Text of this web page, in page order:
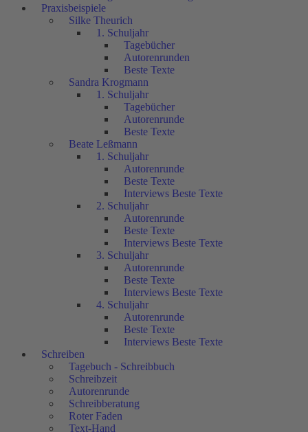
Praxisbeispiele
Silke Theurich
1. Schuljahr
Tagebücher
Autorenrunden
Beste Texte
Sandra Krogmann
1. Schuljahr
Tagebücher
Autorenrunde
Beste Texte
Beate Leßmann
1. Schuljahr
Autorenrunde
Beste Texte
Interviews Beste Texte
2. Schuljahr
Autorenrunde
Beste Texte
Interviews Beste Texte
3. Schuljahr
Autorenrunde
Beste Texte
Interviews Beste Texte
4. Schuljahr
Autorenrunde
Beste Texte
Interviews Beste Texte
Schreiben
Tagebuch - Schreibbuch
Schreibzeit
Autorenrunde
Schreibberatung
Roter Faden
Text-Hand